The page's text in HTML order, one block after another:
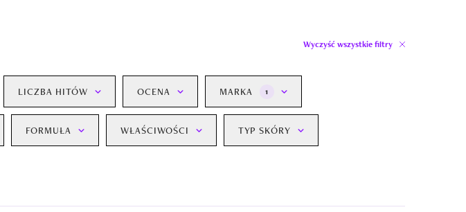
Wyczyść wszystkie filtry
LICZBA HITÓW OCENA MARKA 1
FORMUŁA WŁAŚCIWOŚCI TYP SKÓRY